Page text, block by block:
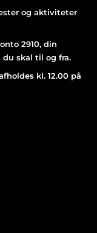
og aktiviteter
2910, din
du skal til og fra.
kl. 12.00 på